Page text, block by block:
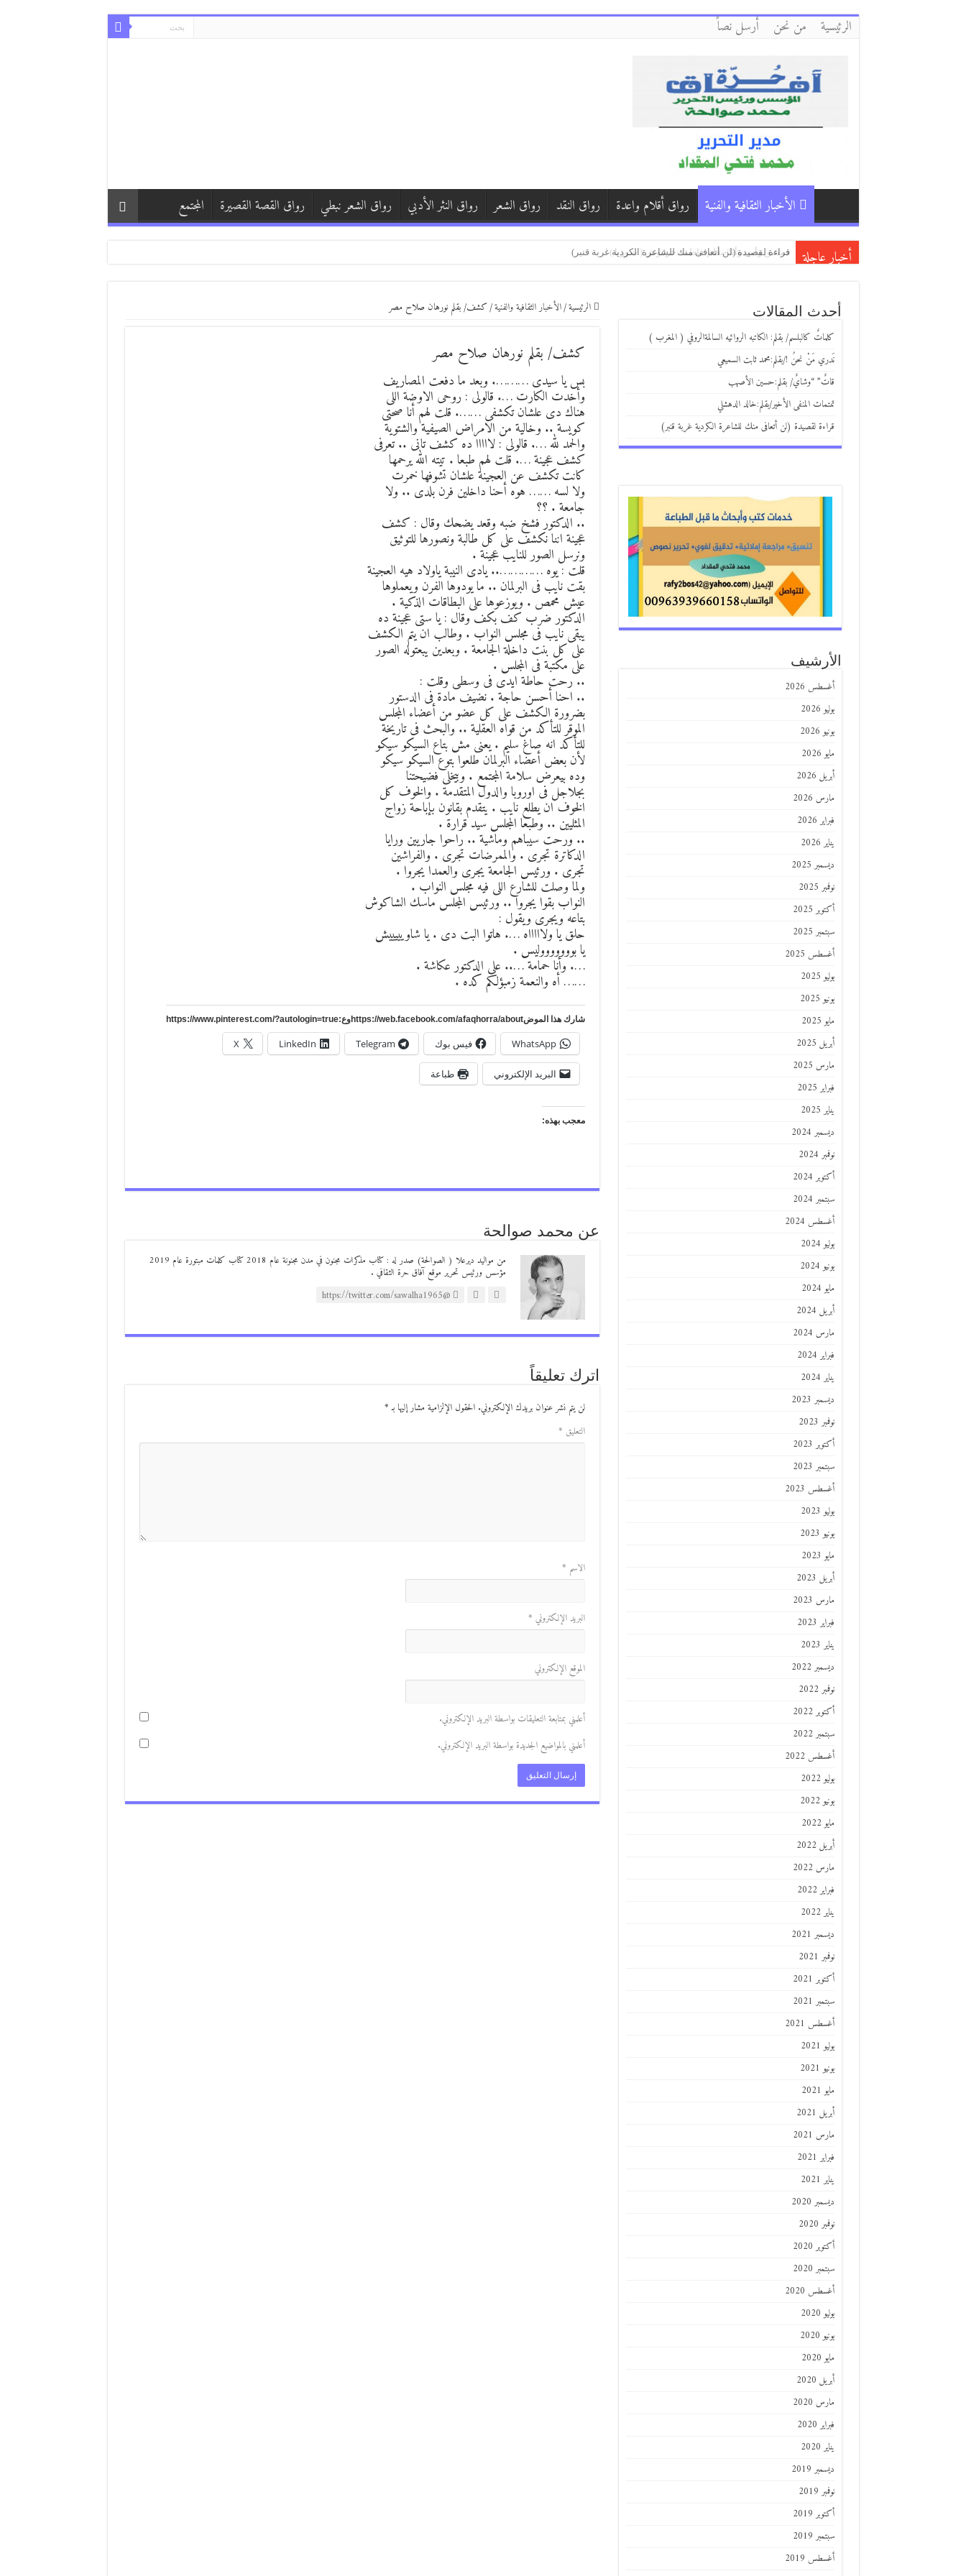
الرئيسية من نحن أرسل نصاً
الأخبار الثقافية والفنية رواق أقلام واعدة رواق النقد رواق الشعر رواق النثر الأدبي رواق الشعر نبطي رواق القصة القصيرة المجتمع
أخبار عاجلة دمشق وأبي وأنا/ بقلم:فاطمة حرفوش ( سوريا )
كفّي/بقلم:زكي العلي ( العراق )
بكاء المساكين / بقلم:هشام باشا (اليمن)
الرئيسية/الأخبار الثقافية والفنية/كشف/ بقلم نورهان صلاح مصر
كشف/ بقلم نورهان صلاح مصر
بس يا سيدى ………. وبعد ما دفعت المصاريف
وأخدت الكارت …. قالولى : روحى الاوضة اللى
هناك دى علشان تكشفى ……. قلت لهم أنا صحتى
كويسة .. وخالية من الامراض الصيفية والشتوية
والحمد لله …. قالولى : لااااا ده كشف تانى .. تعرفى
كشف عجينة …. قلت لهم طبعا . تيته الله يرحمها
كانت تكشف عن العجينة علشان تشوفها خمرت
ولا لسه …… هوه أحنا داخلين فرن بلدى .. ولا
جامعة . ؟؟
.. الدكتور فشخ ضبه وقعد يضحك وقال : كشف
عجينة اننا نكشف على كل طالبة ونصورها للتوثيق
ونرسل الصور للنايب عجينة .
قلت : يوه ………….. يادى النيبة ياولاد هيه العجينة
بقت نايب فى البرلمان .. ما يودوها الفرن ويعملوها
عيش محمص . ويوزعوها على البطاقات الذكية .
الدكتور ضرب كف بكف وقال : يا ستى عجينة ده
يبقى نايب فى مجلس النواب . وطالب ان يتم الكشف
على كل بنت داخلة الجامعة . وبعدين يبعتوله الصور
على مكتبة فى المجلس .
.. رحت حاطة ايدى فى وسطى وقلت :
.. احنا أحسن حاجة . نضيف مادة فى الدستور
بضرورة الكشف على كل عضو من أعضاء المجلس
الموقر للتأكد من قواه العقلية .. والبحث فى تاريخة
للتأكد انه صاغ سليم . يعنى مش بتاع السيكو سيكو
لأن بعض أعضاء البرلمان طلعوا بتوع السيكو سيكو
وده بيعرض سلامة المجتمع . وبيخلى فضيحتنا
بجلاجل فى اوروبا والدول المتقدمة . والخوف كل
الخوف ان يطلع نايب . يتقدم بقانون بإباحة زواج
المثليين .. وطبعا المجلس سيد قرارة .
.. ورحت سيباهم وماشية .. راحوا جاريين ورايا
الدكاترة تجرى . والممرضات تجرى . والفراشين
تجرى . ورئيس الجامعة يجرى والعمدا يجروا .
ولما وصلت للشارع اللى فيه مجلس النواب .
النواب بقوا يجروا .. ورئيس المجلس ماسك الشاكوش
بتاعه ويجرى ويقول :
حلق يا ولاااااه …. هاتوا البت دى . يا شاويييييش
يا بوووووووليس .
…. وأنا حمامة ….. على الدكتور عكاشة .
…… أه والنعمة زمبؤلكم كده .
شارك هذا الموضhttps://web.facebook.com/afaqhorra/aboutوع:https://www.pinterest.com/?autologin=true
WhatsApp فيس بوك Telegram
LinkedIn
X
البريد الإلكتروني طباعة
معجب بهذه:
عن محمد صوالحة
من مواليد ديرعلا ( الصوالحة) صدر له : كتاب مذكرات مجنون في مدن مجنونة عام 2018 كتاب كلمات مبتورة عام 2019
مؤسس ورئيس تحرير موقع آفاق حرة الثقافي .
@https://twitter.com/sawalha1965
اترك تعليقاً
لن يتم نشر عنوان بريدك الإلكتروني. الحقول الإلزامية مشار إليها بـ*
التعليق *
الاسم *
البريد الإلكتروني *
الموقع الإلكتروني
أعلمني بمتابعة التعليقات بواسطة البريد الإلكتروني.
أعلمني بالمواضيع الجديدة بواسطة البريد الإلكتروني.
أحدث المقالات
كلماتٌ كالبلسم/ بقلم: الكاتبه الروائيه السالمةالروفي ( المغرب )
نَدري مَنْ نحنُ !/بقلم:محمد ثابت السميعي
قاتٌ” “وشايٌ/ بقلم:حسين الأصهب
تمتمات المنفى الأخير/بقلم:خالد الدهشلي
قراءة لقصيدة (لن أتعافى منك للشاعرة الكردية غربة قنبر)
الأرشيف
أغسطس 2026
يوليو 2026
يونيو 2026
مايو 2026
أبريل 2026
مارس 2026
فبراير 2026
يناير 2026
ديسمبر 2025
نوفمبر 2025
أكتوبر 2025
سبتمبر 2025
أغسطس 2025
يوليو 2025
يونيو 2025
مايو 2025
أبريل 2025
مارس 2025
فبراير 2025
يناير 2025
ديسمبر 2024
نوفمبر 2024
أكتوبر 2024
سبتمبر 2024
أغسطس 2024
يوليو 2024
يونيو 2024
مايو 2024
أبريل 2024
مارس 2024
فبراير 2024
يناير 2024
ديسمبر 2023
نوفمبر 2023
أكتوبر 2023
سبتمبر 2023
أغسطس 2023
يوليو 2023
يونيو 2023
مايو 2023
أبريل 2023
مارس 2023
فبراير 2023
يناير 2023
ديسمبر 2022
نوفمبر 2022
أكتوبر 2022
سبتمبر 2022
أغسطس 2022
يوليو 2022
يونيو 2022
مايو 2022
أبريل 2022
مارس 2022
فبراير 2022
يناير 2022
ديسمبر 2021
نوفمبر 2021
أكتوبر 2021
سبتمبر 2021
أغسطس 2021
يوليو 2021
يونيو 2021
مايو 2021
أبريل 2021
مارس 2021
فبراير 2021
يناير 2021
ديسمبر 2020
نوفمبر 2020
أكتوبر 2020
سبتمبر 2020
أغسطس 2020
يوليو 2020
يونيو 2020
مايو 2020
أبريل 2020
مارس 2020
فبراير 2020
يناير 2020
ديسمبر 2019
نوفمبر 2019
أكتوبر 2019
سبتمبر 2019
أغسطس 2019